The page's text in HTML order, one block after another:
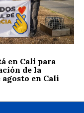
en Cali para
de la
en Cali